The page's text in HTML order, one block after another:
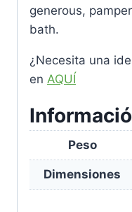
generous,
bath.
¿Necesita una
en AQUÍ
Peso
Dimensiones